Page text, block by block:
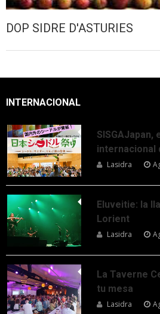
DOP SIDRE D'ASTURIES
INTERNACIONAL
SISGAJapan,
internacional
Lasidra
Eluveitie: la
Lorient
Lasidra
La Taverne
tu mesa
Lasidra